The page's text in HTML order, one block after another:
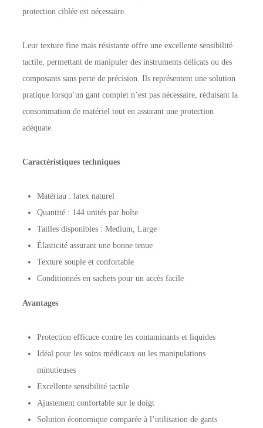
protection ciblée est nécessaire.
Leur texture fine mais résistante offre une excellente sensibilité
tactile, permettant de manipuler des instruments délicats ou des
composants sans perte de précision. Ils représentent une solution
pratique lorsqu’un gant complet n’est pas nécessaire, réduisant la
consommation de matériel tout en assurant une protection
adéquate.
Caractéristiques techniques
Matériau : latex naturel
Quantité : 144 unités par boîte
Tailles disponibles : Medium, Large
Élasticité assurant une bonne tenue
Texture souple et confortable
Conditionnés en sachets pour un accès facile
Avantages
Protection efficace contre les contaminants et liquides
Idéal pour les soins médicaux ou les manipulations
minutieuses
Excellente sensibilité tactile
Ajustement confortable sur le doigt
Solution économique comparée à l’utilisation de gants